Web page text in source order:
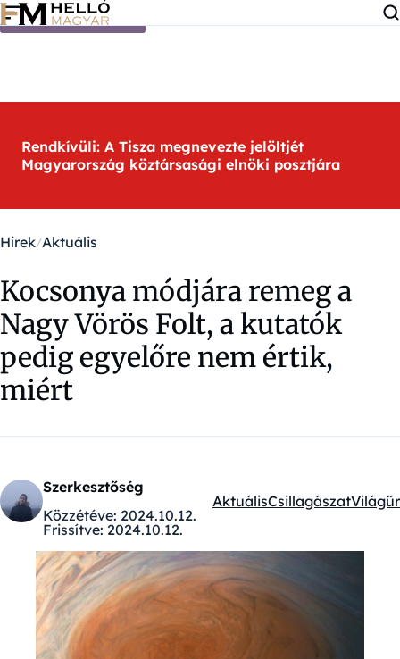
Ugrás a tartalomra
Rendkívüli: A Tisza megnevezte jelöltjét
Magyarország köztársasági elnöki posztjára
Hírek Aktuális
Kocsonya módjára remeg a
Nagy Vörös Folt, a kutatók
pedig egyelőre nem értik,
miért
Szerkesztőség
Közzétéve: 2024.10.12.
Frissítve: 2024.10.12.
Kategóriák:
AktuálisCsillagászatVilágűr